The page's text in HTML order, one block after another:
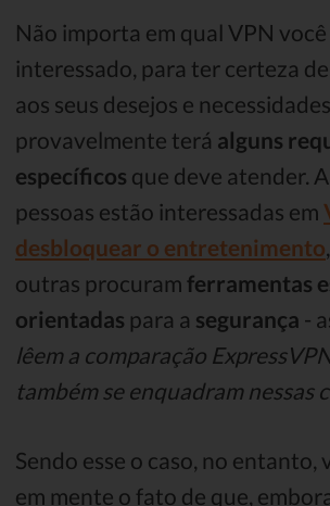
Não importa em qual VPN
interessado, para ter certeza
aos seus desejos e
provavelmente terá alguns
específicos que deve atender.
pessoas estão interessadas em
desbloquear o entretenimento
outras procuram ferramentas
orientadas para a segurança -
lêem a comparação
também se enquadram nessas
Sendo esse o caso, no entanto,
em mente o fato de que,